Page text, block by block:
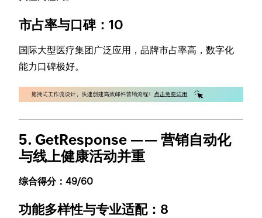
市占率与口碑：10
国际大型医疗集团广泛应用，品牌市占率高，数字化
能力口碑极好。
5. GetResponse —— 营销自动化
与线上健康活动并重
综合得分：49/60
功能多样性与专业适配：8